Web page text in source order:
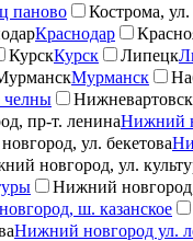
паново Кострома, ул.
Краснодар
КурскКурск Липецк
Мурманск
челны Нижневартовск
пр-т. ленинаНижний
ул. бекетова
новгород, ул.
Нижний
ш. казанское
Нижний новгород ул.